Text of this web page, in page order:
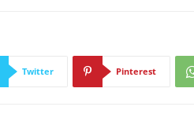
Twitter Pinterest